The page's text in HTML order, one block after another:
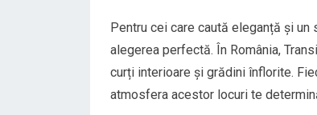
Pentru cei care caută eleganță și
alegerea perfectă. În România,
curți interioare și grădini înflorite.
atmosfera acestor locuri te